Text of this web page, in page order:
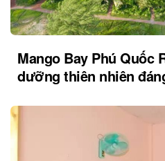
Mango Bay Phú Quốc
dưỡng thiên nhiên